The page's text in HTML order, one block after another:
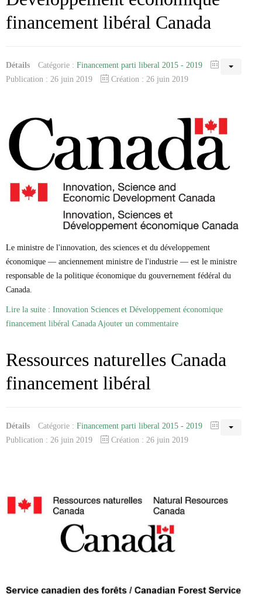
financement libéral Canada
Détails Catégorie : Financement parti liberal 2015 - 2019
Publication : 26 juin 2019
Création : 26 juin 2019
Le ministre de l'innovation, des sciences et du développement
économique — anciennement ministre de l'industrie — est le ministre
responsable de la politique économique du gouvernement fédéral du
Canada.
Lire la suite : Innovation Sciences et Développement économique
financement libéral Canada Ajouter un commentaire
Ressources naturelles Canada
financement libéral
Détails Catégorie : Financement parti liberal 2015 - 2019
Publication : 26 juin 2019
Création : 26 juin 2019